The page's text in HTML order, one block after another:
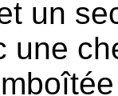
un
une